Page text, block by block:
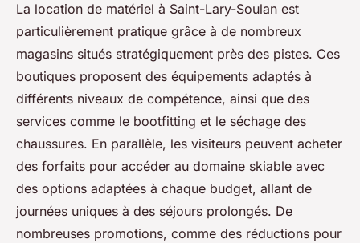
La location de matériel à Saint-Lary-Soulan est
particulièrement pratique grâce à de nombreux
magasins situés stratégiquement près des pistes. Ces
boutiques proposent des équipements adaptés à
différents niveaux de compétence, ainsi que des
services comme le bootfitting et le séchage des
chaussures. En parallèle, les visiteurs peuvent acheter
des forfaits pour accéder au domaine skiable avec
des options adaptées à chaque budget, allant de
journées uniques à des séjours prolongés. De
nombreuses promotions, comme des réductions pour